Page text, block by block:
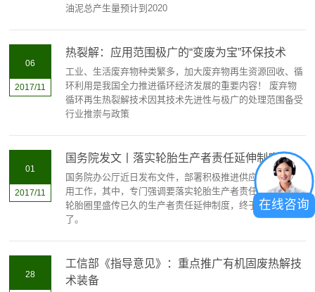
油泥总产生量预计到2020
06
2017/11
热裂解：应用范围极广的“变废为宝”环保技术
工业、生活废弃物种类繁多，加大废弃物再生资源回收、循
环利用是我国全力推进循环经济发展的重要内容！ 废弃物
循环再生热裂解技术因其技术先进性与极广的处理范围备受
行业推崇与政策
01
2017/11
国务院发文丨落实轮胎生产者责任延伸制度
国务院办公厅近日发布文件，部署积极推进供应链创新与应
用工作，其中，专门强调要落实轮胎生产者责任延伸制度。
轮胎圈里盛传已久的生产者责任延伸制度，终于开始落实
了。
28
工信部《指导意见》：重点推广有机固废热解技
术装备
在线咨询